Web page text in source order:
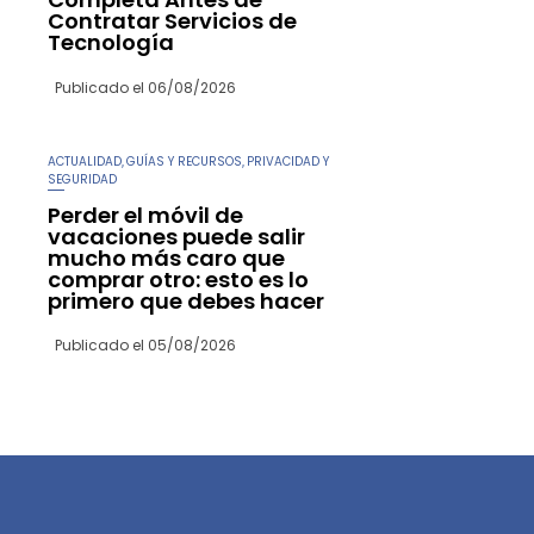
Contratar Servicios de
Tecnología
Publicado el 06/08/2026
ACTUALIDAD GUÍAS Y RECURSOS PRIVACIDAD Y
SEGURIDAD
Perder el móvil de
vacaciones puede salir
mucho más caro que
comprar otro: esto es lo
primero que debes hacer
Publicado el 05/08/2026